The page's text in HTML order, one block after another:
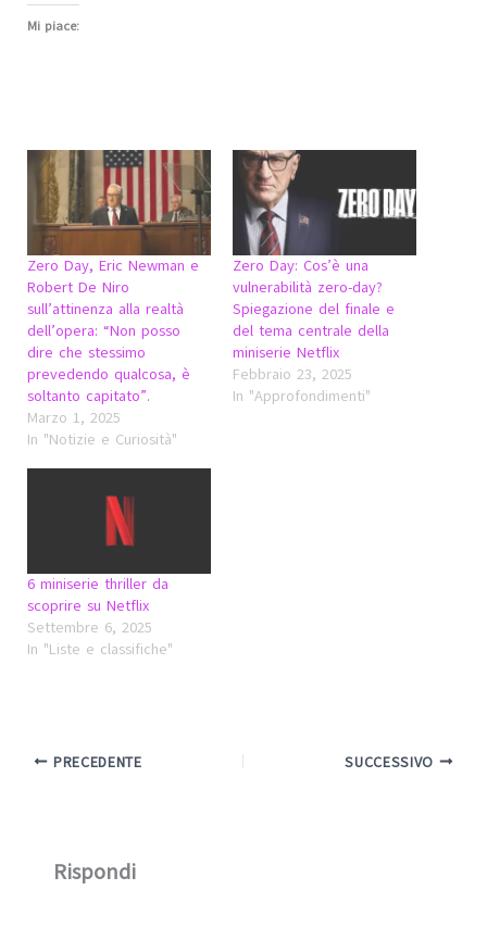
Mi piace:
Zero Day, Eric Newman e
Robert De Niro
sull’attinenza alla realtà
dell’opera: “Non posso
dire che stessimo
prevedendo qualcosa, è
soltanto capitato”.
Marzo 1, 2025
In "Notizie e Curiosità"
Zero Day: Cos’è una
vulnerabilità zero-day?
Spiegazione del finale e
del tema centrale della
miniserie Netflix
Febbraio 23, 2025
In "Approfondimenti"
6 miniserie thriller da
scoprire su Netflix
Settembre 6, 2025
In "Liste e classifiche"
PRECEDENTE SUCCESSIVO
Rispondi